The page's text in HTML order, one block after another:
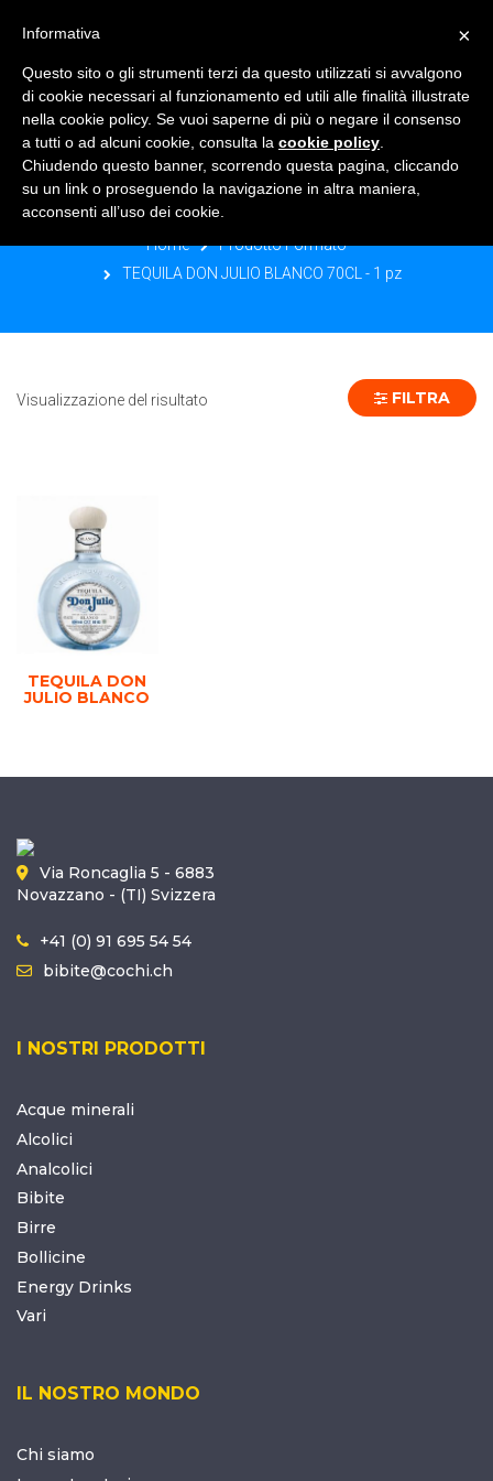
TEQUILA DON JULIO BLANCO 70CL -
Home
Prodotto Formato
TEQUILA DON JULIO BLANCO 70CL - 1 pz
Visualizzazione del risultato FILTRA
TEQUILA DON
JULIO BLANCO
Via Roncaglia 5 - 6883
Novazzano - (TI) Svizzera
+41 (0) 91 695 54 54
bibite@cochi.ch
I NOSTRI PRODOTTI
Acque minerali
Alcolici
Analcolici
Bibite
Birre
Bollicine
Energy Drinks
Vari
IL NOSTRO MONDO
Chi siamo
×
Informativa
Questo sito o gli strumenti terzi da questo utilizzati si avvalgono
di cookie necessari al funzionamento ed utili alle finalità illustrate
nella cookie policy. Se vuoi saperne di più o negare il consenso
a tutti o ad alcuni cookie, consulta la cookie policy
Chiudendo questo banner, scorrendo questa pagina, cliccando
su un link o proseguendo la navigazione in altra maniera,
acconsenti all’uso dei cookie.